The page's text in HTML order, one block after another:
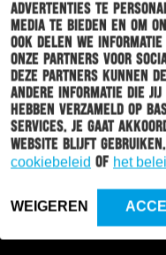
advertenties te
media te bieden en om
Ook delen we
onze partners voor
Deze partners kunnen
andere informatie die
hebben verzameld op
services. Je gaat
website blijft
cookiebeleid of het
WEIGEREN
HOOFDMENU